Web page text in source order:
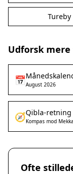
Tureby
Udforsk mere
📅August 2026
🧭Qibla-retning
Kompas mod Mekka
Ofte